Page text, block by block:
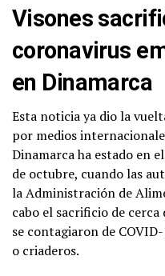
Visones
coronavirus
en Dinamarca
Esta noticia ya dio la
por medios
Dinamarca ha estado en
de octubre, cuando las
la Administración de
cabo el sacrificio de cerca
se contagiaron de
o criaderos.